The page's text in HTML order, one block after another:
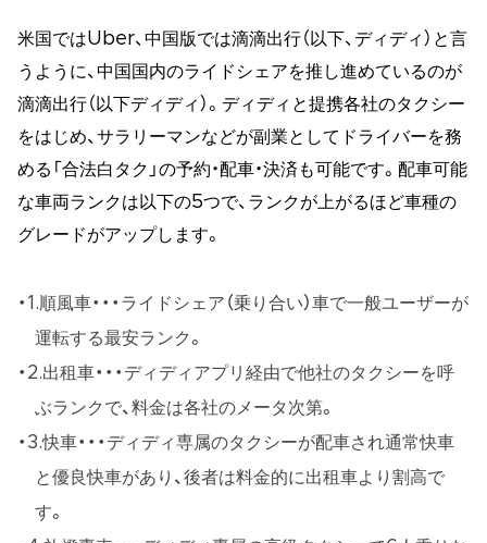
米国ではUber、中国版では滴滴出行（以下、ディディ）と言
うように、中国国内のライドシェアを推し進めているのが
滴滴出行（以下ディディ）。ディディと提携各社のタクシー
をはじめ、サラリーマンなどが副業としてドライバーを務
める「合法白タク」の予約・配車・決済も可能です。配車可能
な車両ランクは以下の5つで、ランクが上がるほど車種の
グレードがアップします。
1.順風車・・・ライドシェア（乗り合い）車で一般ユーザーが
運転する最安ランク。
2.出租車・・・ディディアプリ経由で他社のタクシーを呼
ぶランクで、料金は各社のメータ次第。
3.快車・・・ディディ専属のタクシーが配車され通常快車
と優良快車があり、後者は料金的に出租車より割高で
す。